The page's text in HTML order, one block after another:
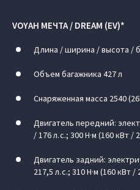
VOYAH МЕЧТА / DREAM (EV)*
Длина / ширина / высота /
Объем багажника 427 л
Снаряженная масса 2540
Двигатель передний:
/ 176 л. с.; 300 Н·м (160 кВт /
Двигатель задний:
217,5 л. с.; 310 Н·м (160 кВт /